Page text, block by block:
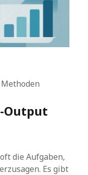
Output
die Aufgaben,
Es gibt